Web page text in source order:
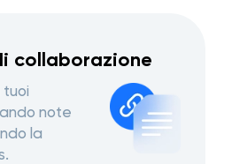
collaborazione
tuoi
note
la